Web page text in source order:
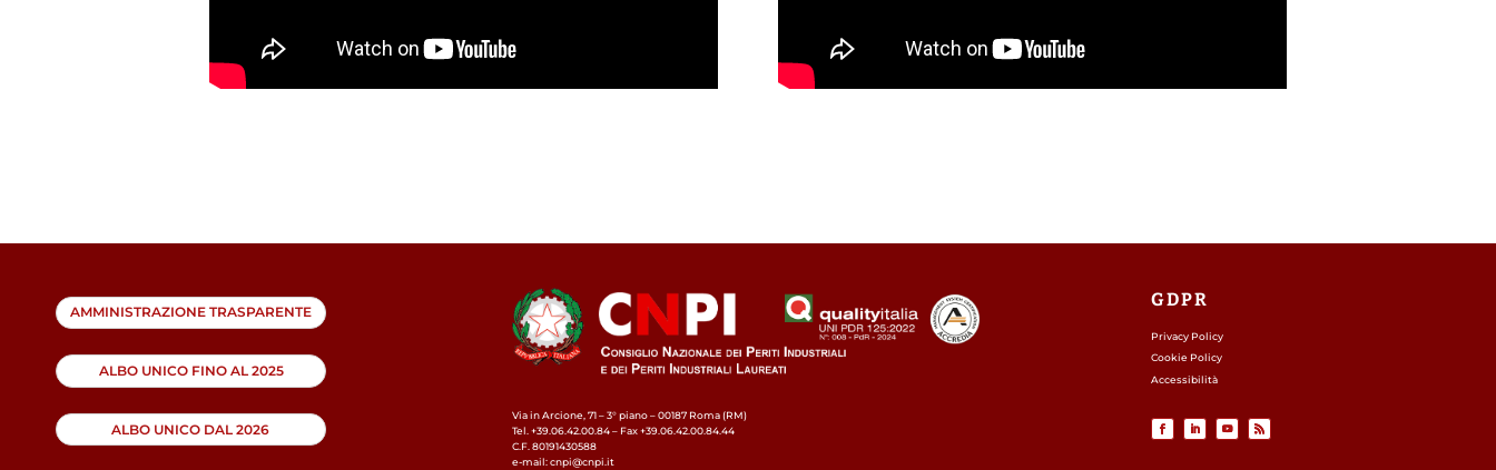
AMMINISTRAZIONE TRASPARENTE
ALBO UNICO FINO AL 2025
ALBO UNICO DAL 2026
Via in Arcione, 71 – 3° piano – 00187 Roma (RM)
Tel. +39.06.42.00.84 – Fax +39.06.42.00.84.44
C.F. 80191430588
e-mail: cnpi@cnpi.it
GDPR
Privacy Policy
Cookie Policy
Accessibilità